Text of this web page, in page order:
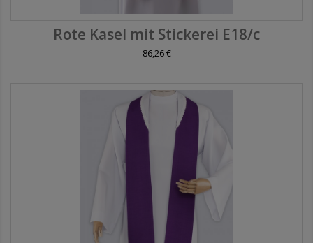
Rote Kasel mit Stickerei E18/c
86,26 €